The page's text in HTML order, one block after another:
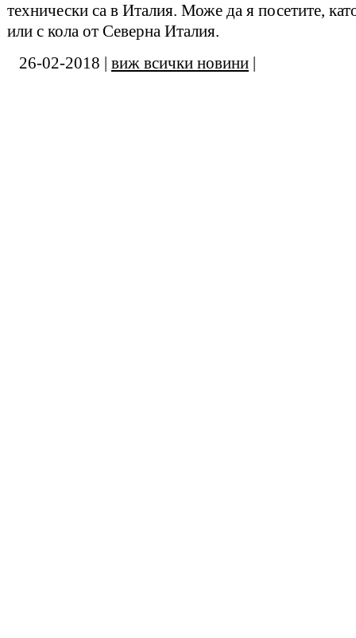
технически са в Италия. Може да я посетите,
или с кола от Северна Италия.
26-02-2018 | виж всички новини |